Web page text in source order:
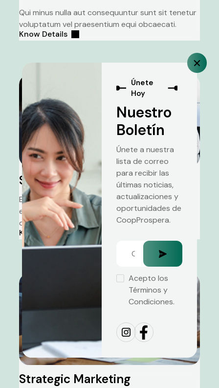
Únete
Hoy
Nuestro
Boletín
Únete a nuestra
lista de correo
para recibir las
últimas noticias,
actualizaciones y
oportunidades de
CoopProspera.
Acepto los
Términos y
Condiciones.
Qui minus nulla aut consequuntur sunt sit tenetur
voluptatum vel praesentium equi obcaecati.
Know Details
Smart Investors
Eos quidem distinctio cum sapiente officiis sed
error aliquam ut sint nisi qui voluptatem galisum
qui vero.
Know Details
Strategic Marketing